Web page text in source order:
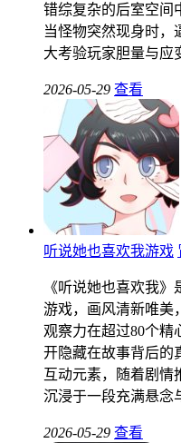
错综复杂的后室空间
当怪物突然现身时，
大考验玩家胆量与应
2026-05-29 查看
听说她也喜欢我游戏
《听说她也喜欢我
游戏，画风清新唯美
观察力在超过80个精
开隐藏在故事背后的
互动元素，随着剧情
沉浸于一段充满悬念
2026-05-29 查看